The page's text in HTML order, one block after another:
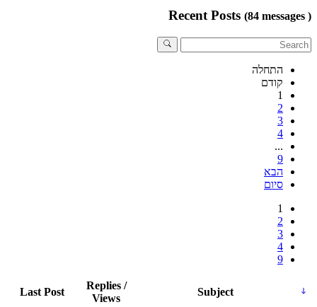
Recent Posts (84 messages )
התחלה
קודם
1
2
3
4
...
9
הבא
סיום
1
2
3
4
9
Subject
Replies /
Views
Last Post